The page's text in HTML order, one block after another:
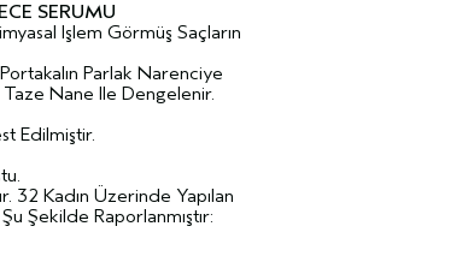
SERUMU
Işlem Görmüş Saçların
Parlak Narenciye
Taze Nane Ile Dengelenir.
Edilmiştir.
32 Kadın Üzerinde Yapılan
Şekilde Raporlanmıştır: